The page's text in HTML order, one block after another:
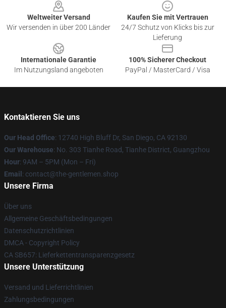
Weltweiter Versand
Wir versenden in über 200 Länder
Kaufen Sie mit Vertrauen
24/7 Schutz von Klicks bis zur
Lieferung
Internationale Garantie
Im Nutzungsland angeboten
100% Sicherer Checkout
PayPal / MasterCard / Visa
Kontaktieren Sie uns
Our Head Office: 12740 High Bluff Dr, San Diego, CA 92130
Our Warehouse: No. 303 Tianhe Road, Tianhe District, Guangzhou
Hour: 9AM – 5PM (Mon – Fri)
Email : contact@the-gentlemen.shop
Unsere Firma
Über uns
Allgemeine Geschäftsbedingungen
Datenschutzrichtlinien
DMCA - Copyright Policy
CA SB657: Lieferkettentransparenzgesetz
Unsere Unterstützung
Versand und Lieferrichtlinien
Zahlungsbedingungen